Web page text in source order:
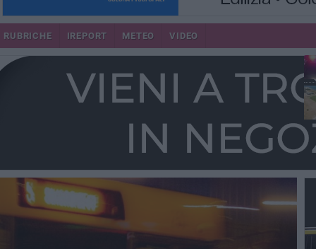
RUBRICHE IREPORT METEO VIDEO